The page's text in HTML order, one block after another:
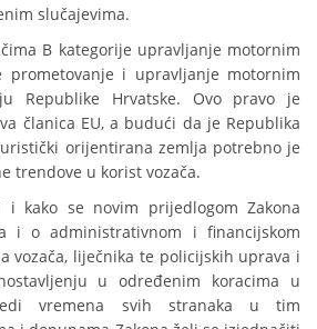
slučajevima.
B kategorije upravljanje motornim
prometovanje i upravljanje motornim
Republike Hrvatske. Ovo pravo je
članica EU, a budući da je Republika
orijentirana zemlja potrebno je
trendove u korist vozača.
i kako se novim prijedlogom Zakona
i o administrativnom i financijskom
vozača, liječnika te policijskih uprava i
u određenim koracima u
vremena svih stranaka u tim